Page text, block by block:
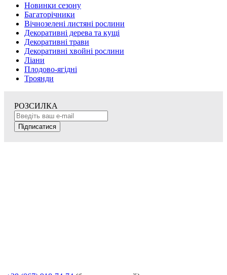
Новинки сезону
Багаторічники
Вічнозелені листяні рослини
Декоративні дерева та кущі
Декоративні трави
Декоративні хвойні рослини
Ліани
Плодово-ягідні
Троянди
РОЗСИЛКА
Підписатися